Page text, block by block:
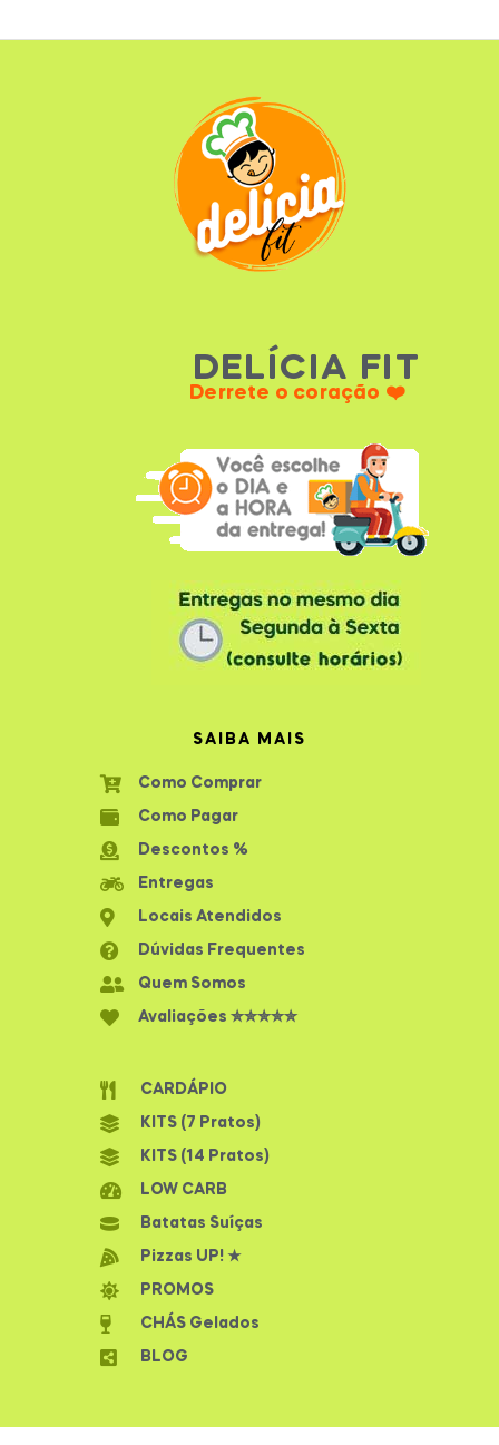
DELÍCIA FIT
Derrete o coração ❤️
SAIBA MAIS
Como Comprar
Como Pagar
Descontos %
Entregas
Locais Atendidos
Dúvidas Frequentes
Quem Somos
Avaliações ✮✮✮✮✮
CARDÁPIO
KITS (7 Pratos)
KITS (14 Pratos)
LOW CARB
Batatas Suíças
Pizzas UP! ★
PROMOS
CHÁS Gelados
BLOG